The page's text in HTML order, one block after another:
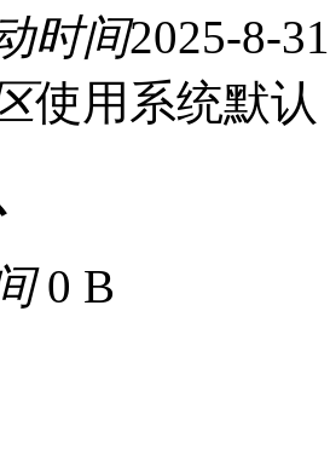
时间2025-8-
使用系统默认
0 B